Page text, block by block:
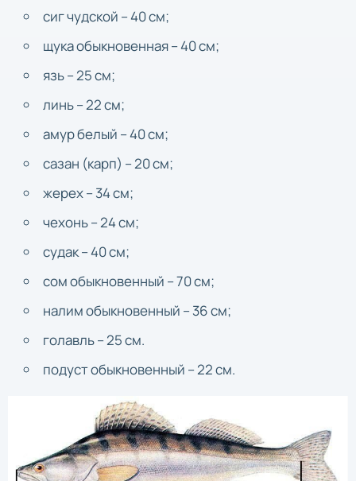
сиг чудской – 40 см;
щука обыкновенная – 40 см;
язь – 25 см;
линь – 22 см;
амур белый – 40 см;
сазан (карп) – 20 см;
жерех – 34 см;
чехонь – 24 см;
судак – 40 см;
сом обыкновенный – 70 см;
налим обыкновенный – 36 см;
голавль – 25 см.
подуст обыкновенный – 22 см.